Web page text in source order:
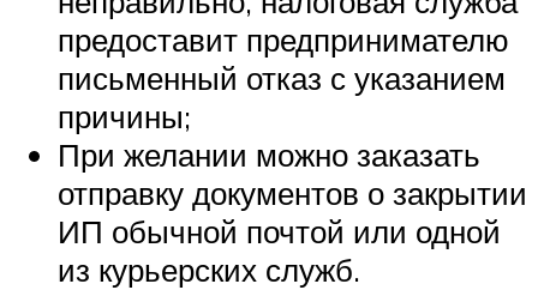
предоставит предпринимателю
письменный отказ с указанием
причины;
При желании можно заказать
отправку документов о закрытии
ИП обычной почтой или одной
из курьерских служб.